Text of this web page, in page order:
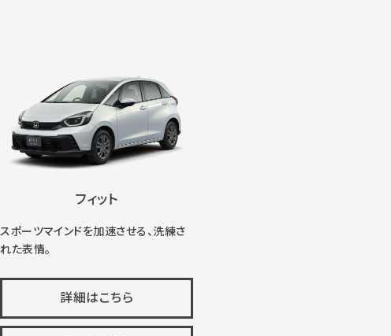
フィット
スポーツマインドを加速させる、洗練さ
れた表情。
詳細はこちら